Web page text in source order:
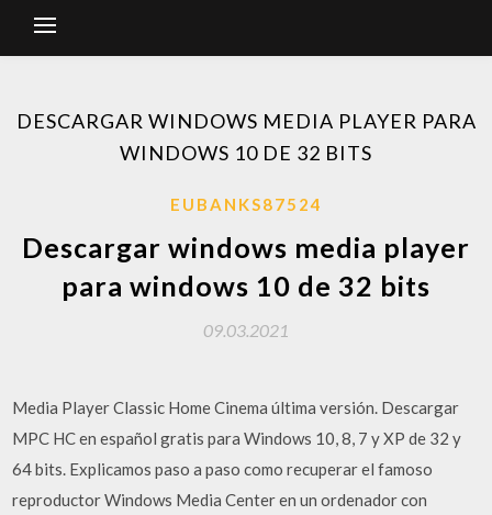
DESCARGAR WINDOWS MEDIA PLAYER PARA
WINDOWS 10 DE 32 BITS
EUBANKS87524
Descargar windows media player
para windows 10 de 32 bits
09.03.2021
Media Player Classic Home Cinema última versión. Descargar
MPC HC en español gratis para Windows 10, 8, 7 y XP de 32 y
64 bits. Explicamos paso a paso como recuperar el famoso
reproductor Windows Media Center en un ordenador con